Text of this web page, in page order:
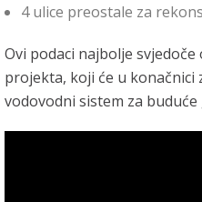
4 ulice preostale za
Ovi podaci najbolje
projekta, koji će u
vodovodni sistem za buduće